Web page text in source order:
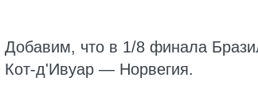
Добавим, что в 1/8 финала
Кот-д'Ивуар — Норвегия.